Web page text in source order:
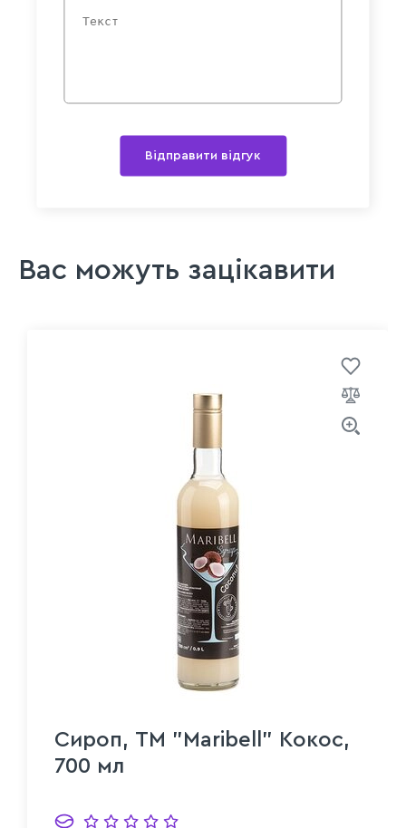
Відправити відгук
Вас можуть зацікавити
Сироп, ТМ "Maribell" Кокос,
700 мл